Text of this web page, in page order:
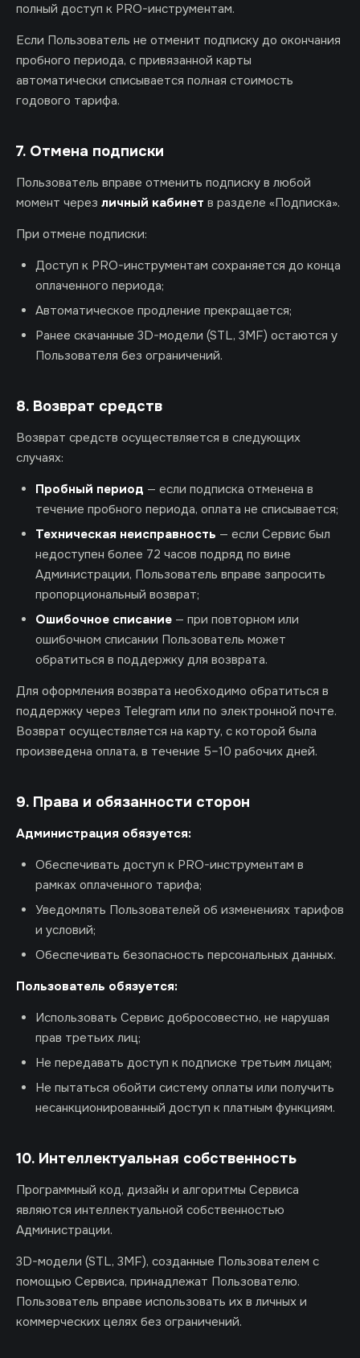
полный доступ к PRO-инструментам.
Если Пользователь не отменит подписку до окончания
пробного периода, с привязанной карты
автоматически списывается полная стоимость
годового тарифа.
7. Отмена подписки
Пользователь вправе отменить подписку в любой
момент через личный кабинет в разделе «Подписка».
При отмене подписки:
Доступ к PRO-инструментам сохраняется до конца
оплаченного периода;
Автоматическое продление прекращается;
Ранее скачанные 3D-модели (STL, 3MF) остаются у
Пользователя без ограничений.
8. Возврат средств
Возврат средств осуществляется в следующих
случаях:
Пробный период — если подписка отменена в
течение пробного периода, оплата не списывается;
Техническая неисправность — если Сервис был
недоступен более 72 часов подряд по вине
Администрации, Пользователь вправе запросить
пропорциональный возврат;
Ошибочное списание — при повторном или
ошибочном списании Пользователь может
обратиться в поддержку для возврата.
Для оформления возврата необходимо обратиться в
поддержку через Telegram или по электронной почте.
Возврат осуществляется на карту, с которой была
произведена оплата, в течение 5–10 рабочих дней.
9. Права и обязанности сторон
Администрация обязуется:
Обеспечивать доступ к PRO-инструментам в
рамках оплаченного тарифа;
Уведомлять Пользователей об изменениях тарифов
и условий;
Обеспечивать безопасность персональных данных.
Пользователь обязуется:
Использовать Сервис добросовестно, не нарушая
прав третьих лиц;
Не передавать доступ к подписке третьим лицам;
Не пытаться обойти систему оплаты или получить
несанкционированный доступ к платным функциям.
10. Интеллектуальная собственность
Программный код, дизайн и алгоритмы Сервиса
являются интеллектуальной собственностью
Администрации.
3D-модели (STL, 3MF), созданные Пользователем с
помощью Сервиса, принадлежат Пользователю.
Пользователь вправе использовать их в личных и
коммерческих целях без ограничений.